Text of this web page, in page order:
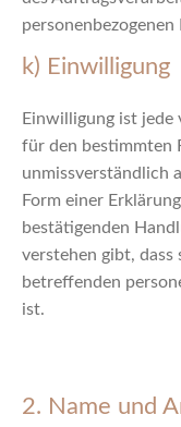
k) Einwilligung
Einwilligung ist
für den bestimmten
unmissverständlich
Form einer
bestätigenden
verstehen gibt, dass
betreffenden
ist.
2. Name und